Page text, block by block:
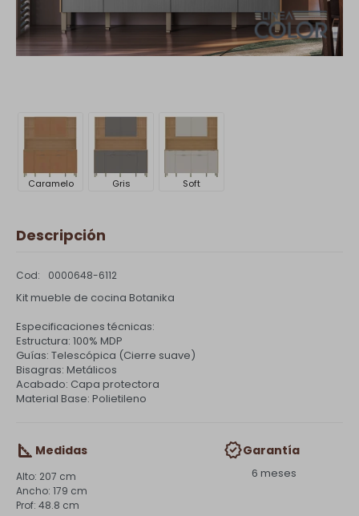
Caramelo Gris Soft
Descripción
0000648-6112
Kit mueble de cocina Botanika
Especificaciones técnicas:
Estructura: 100% MDP
Guías: Telescópica (Cierre suave)
Bisagras: Metálicos
Acabado: Capa protectora
Material Base: Polietileno
Medidas
207 cm
179 cm
48.8 cm
Garantía
6 meses